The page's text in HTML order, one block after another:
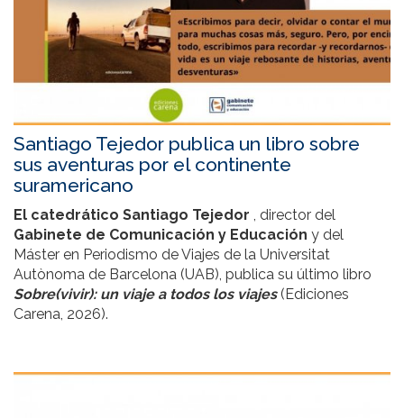
Santiago Tejedor publica un libro sobre
sus aventuras por el continente
suramericano
El catedrático Santiago Tejedor
, director del
Gabinete de Comunicación y Educación y del
Máster en Periodismo de Viajes de la Universitat
Autònoma de Barcelona (UAB), publica su último libro
Sobre(vivir): un viaje a todos los viajes(Ediciones
Carena, 2026).